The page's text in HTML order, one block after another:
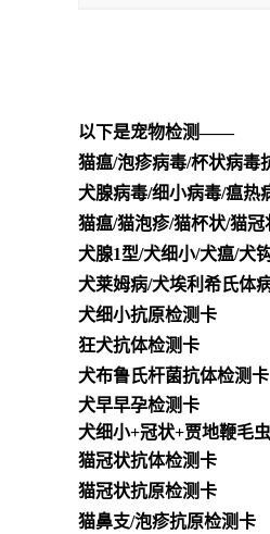
以下是宠物检测——
猫瘟/泡疹病毒/杯状病毒
犬腺病毒/细小病毒/瘟热
猫瘟/猫泡疹/猫杯状/猫
犬腺1型/犬细小/犬瘟/犬
犬莱姆病/犬埃利希氏体
犬细小抗原检测卡
狂犬抗体检测卡
犬布鲁氏杆菌抗体检测卡
犬早早孕检测卡
犬细小+冠状+贾地鞭毛
猫冠状抗体检测卡
猫冠状抗原检测卡
猫鼻支/泡疹抗原检测卡